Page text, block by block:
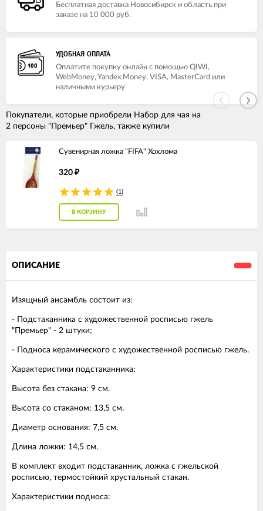
Бесплатная доставка Новосибирск и область при
заказе на 10 000 руб.
УДОБНАЯ ОПЛАТА
Оплатите покупку онлайн с помощью QIWI,
WebMoney, Yandex.Money, VISA, MasterCard или
наличными курьеру
Покупатели, которые приобрели Набор для чая на
2 персоны "Премьер" Гжель, также купили
Сувенирная ложка "FIFA" Хохлома
320 ₽
(1)
В КОРЗИНУ
ОПИСАНИЕ
Изящный ансамбль состоит из:
- Подстаканника с художественной росписью гжель
"Премьер" - 2 штуки;
- Подноса керамического с художественной росписью гжель.
Характеристики подстаканника:
Высота без стакана: 9 см.
Высота со стаканом: 13,5 см.
Диаметр основания: 7,5 см.
Длина ложки: 14,5 см.
В комплект входит подстаканник, ложка с гжельской
росписью, термостойкий хрустальный стакан.
Характеристики подноса: